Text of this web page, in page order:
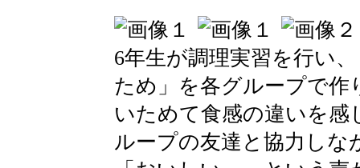
6年生が調理実習を行い
ため」を各グループで作
いためて食感の違いを
ループの友達と協力しな